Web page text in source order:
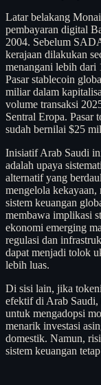
Latar belakang
pembayaran digital
2004. Sebelum
kerajaan dilakukan
menangani lebih dari
Pasar stablecoin
miliar dalam
volume transaksi
Sentral Eropa. Pasar
sudah bernilai $25
Inisiatif Arab Saudi
adalah upaya
alternatif yang
mengelola kekayaan,
sistem keuangan
membawa implikasi
ekonomi emerging
regulasi dan
dapat menjadi tolok
lebih luas.
Di sisi lain, jika
efektif di Arab Saudi,
untuk mengadopsi
menarik investasi
domestik. Namun,
sistem keuangan